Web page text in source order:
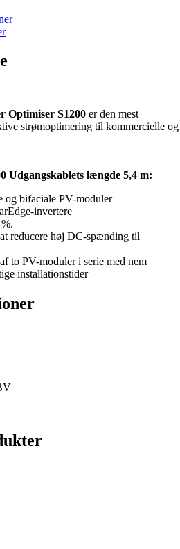
Optimiser S1200 er den mest
strømoptimering til kommercielle og
Udgangskablets længde 5,4 m:
og bifaciale PV-moduler
invertere
reducere høj DC-spænding til
to PV-moduler i serie med nem
installationstider